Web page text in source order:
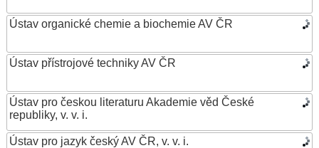
Ústav organické chemie a biochemie AV ČR
Ústav přístrojové techniky AV ČR
Ústav pro českou literaturu Akademie věd České
republiky, v. v. i.
Ústav pro jazyk český AV ČR, v. v. i.